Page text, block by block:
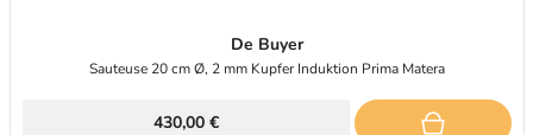
De Buyer
Sauteuse 20 cm Ø, 2 mm Kupfer Induktion Prima Matera
430,00 €